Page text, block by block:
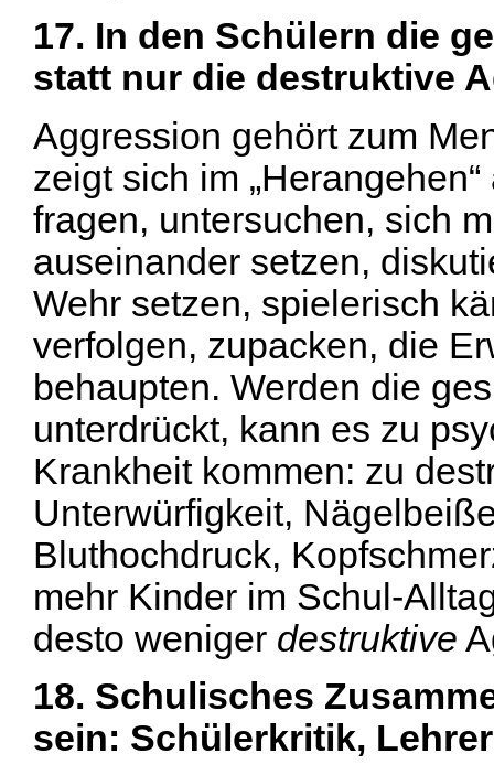
17. In den Schülern die
statt nur die destruktive
Aggression gehört zum
zeigt sich im
fragen, untersuchen, sich
auseinander setzen,
Wehr setzen, spielerisch
verfolgen, zupacken, die
behaupten. Werden die
unterdrückt, kann es zu
Krankheit kommen: zu
Unterwürfigkeit,
Bluthochdruck,
mehr Kinder im Schul-
desto weniger destruktive
18. Schulisches
sein: Schülerkritik,